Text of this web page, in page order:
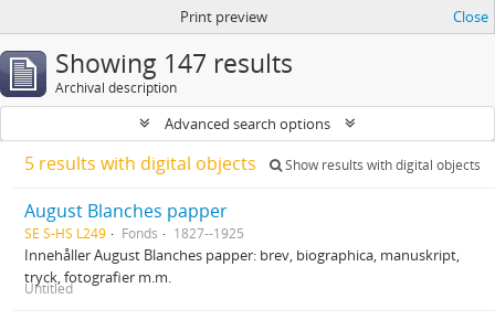
Print preview Close
Showing 147 results
Archival description
Advanced search options
5 results with digital objects Show results with digital objects
August Blanches papper
SE S-HS L249 Fonds 1827--1925
Innehåller August Blanches papper: brev, biographica, manuskript,
tryck, fotografier m.m.
Untitled